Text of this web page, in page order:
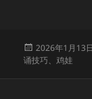
发
布
2026年1月13日
诵技巧、鸡娃